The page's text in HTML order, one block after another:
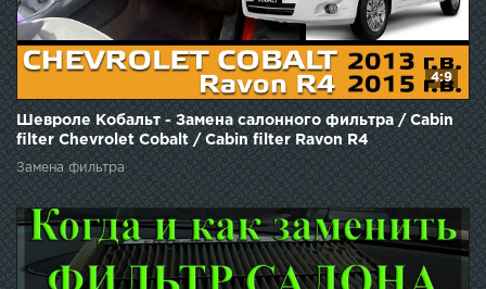
4:9
Шевроле Кобальт - Замена салонного фильтра / Cabin
filter Chevrolet Cobalt / Cabin filter Ravon R4
Замена фильтра